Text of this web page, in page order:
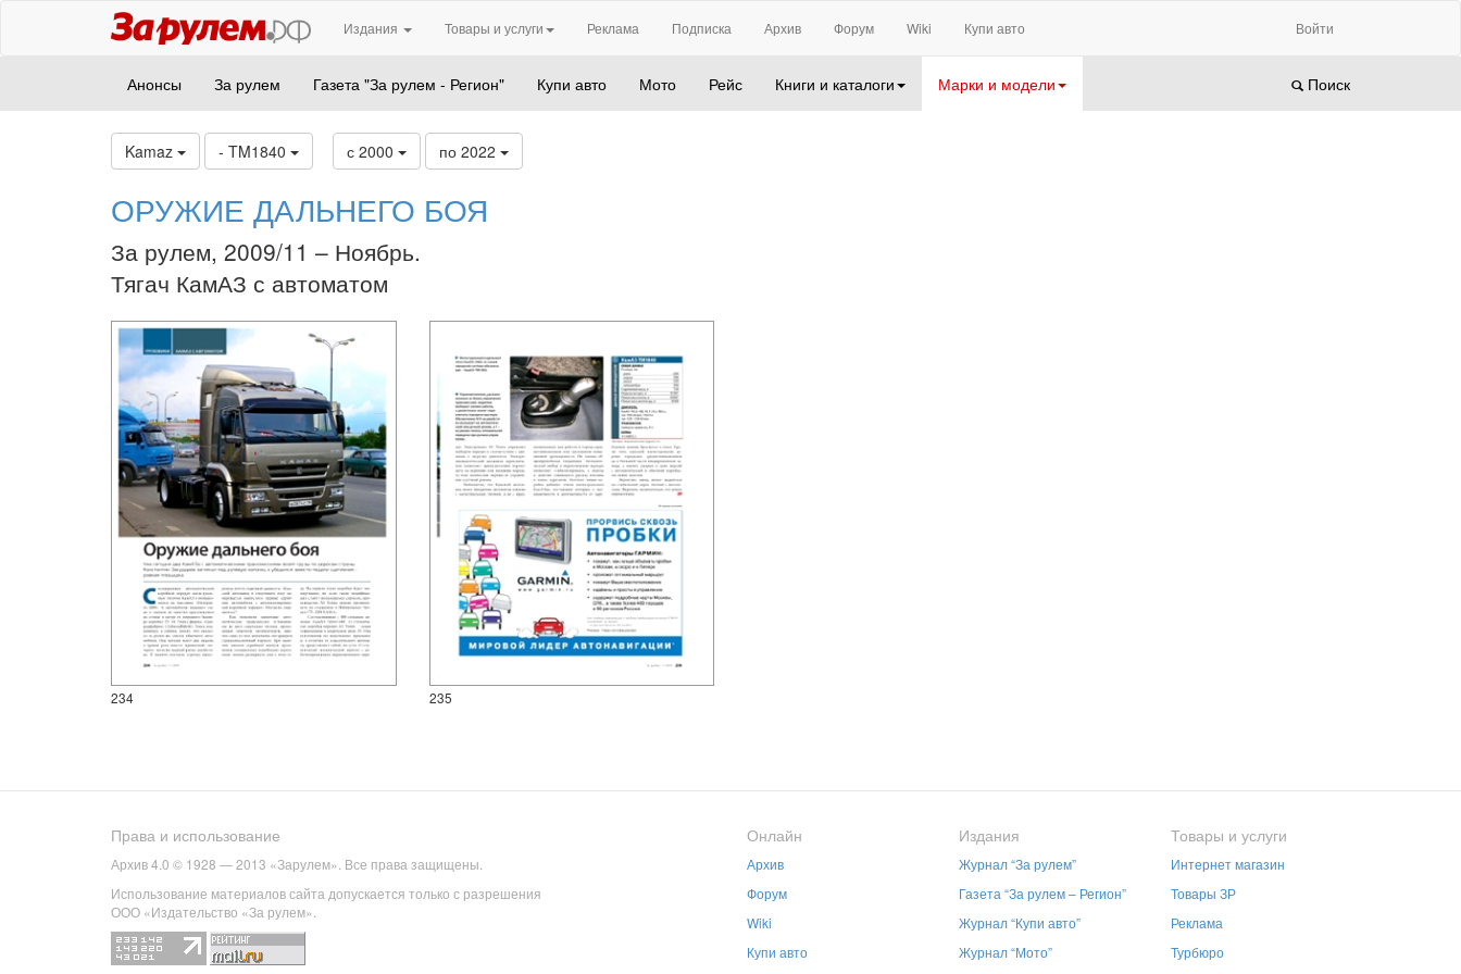
Издания Товары и услуги Реклама Подписка Архив Форум Wiki Купи авто Войти
Анонсы За рулем Газета "За рулем - Регион" Купи авто Мото Рейс Книги и каталоги Марки и модели Поиск
Kamaz - TM1840 с 2000 по 2022
ОРУЖИЕ ДАЛЬНЕГО БОЯ
За рулем, 2009/11 – Ноябрь.
Тягач КамАЗ с автоматом
234 235
Права и использование
Архив 4.0 © 1928 — 2013 «Зарулем». Все права защищены.
Использование материалов сайта допускается только с разрешения
ООО «Издательство «За рулем».
Онлайн
Архив
Форум
Wiki
Купи авто
Издания
Журнал “За рулем”
Газета “За рулем – Регион”
Журнал “Купи авто”
Журнал “Мото”
Товары и услуги
Интернет магазин
Товары ЗР
Реклама
Турбюро